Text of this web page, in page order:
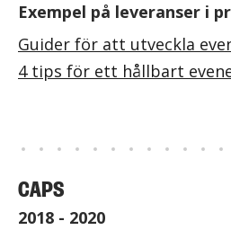
Exempel på leveranser i
Guider för att utveckla
4 tips för ett hållbart
CAPS
2018 - 2020